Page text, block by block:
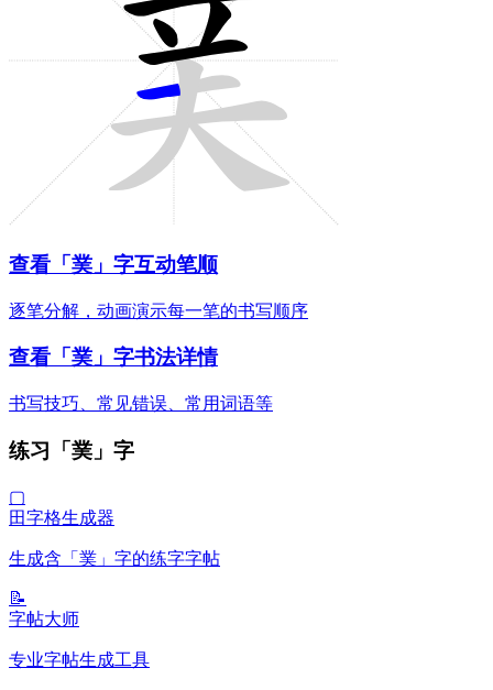
查看「菐」字互动笔顺
逐笔分解，动画演示每一笔的书写顺序
查看「菐」字书法详情
书写技巧、常见错误、常用词语等
练习「菐」字
▢
田字格生成器
生成含「菐」字的练字字帖
📝
字帖大师
专业字帖生成工具